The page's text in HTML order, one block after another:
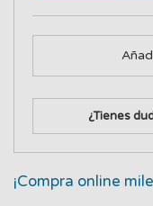
¿Tienes
¡Compra online